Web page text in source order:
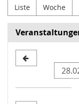
GmbH
&
Co.
KG
Liste Woche
zur